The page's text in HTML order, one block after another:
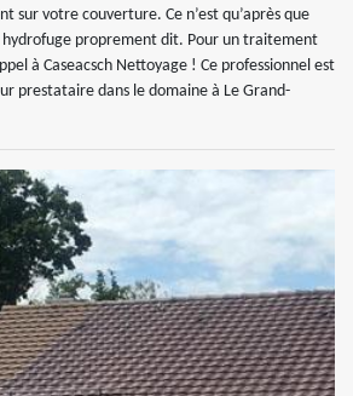
sur votre couverture. Ce n’est qu’après que
proprement dit. Pour un traitement
à Caseacsch Nettoyage ! Ce professionnel est
prestataire dans le domaine à Le Grand-